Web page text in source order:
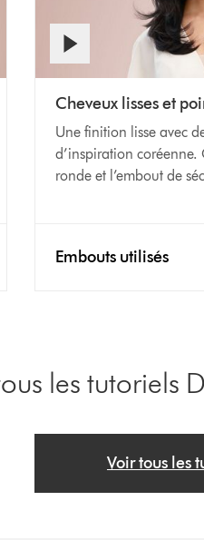
Cheveux lisses et
Une finition lisse avec
d’inspiration coréenne.
ronde et l’embout de
Embouts utilisés
les tutoriels
Voir tous les